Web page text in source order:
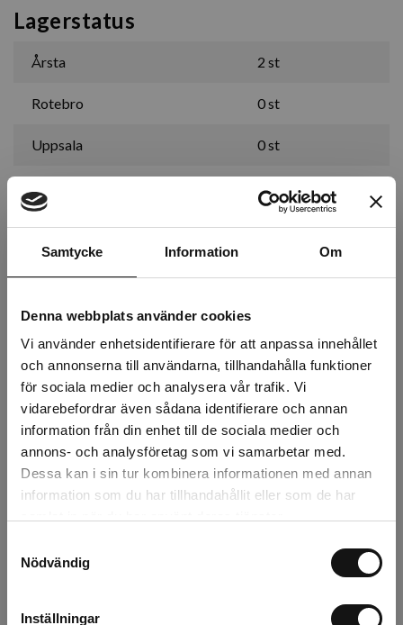
Samtycke Information Om
Denna webbplats använder cookies
Vi använder enhetsidentifierare för att anpassa innehållet
och annonserna till användarna, tillhandahålla funktioner
för sociala medier och analysera vår trafik. Vi
vidarebefordrar även sådana identifierare och annan
information från din enhet till de sociala medier och
annons- och analysföretag som vi samarbetar med.
Dessa kan i sin tur kombinera informationen med annan
information som du har tillhandahållit eller som de har
Nödvändig
Inställningar
Lagerstatus
Årsta 2 st
Rotebro 0 st
Uppsala 0 st
Om tillverkaren
Relaterade produkter